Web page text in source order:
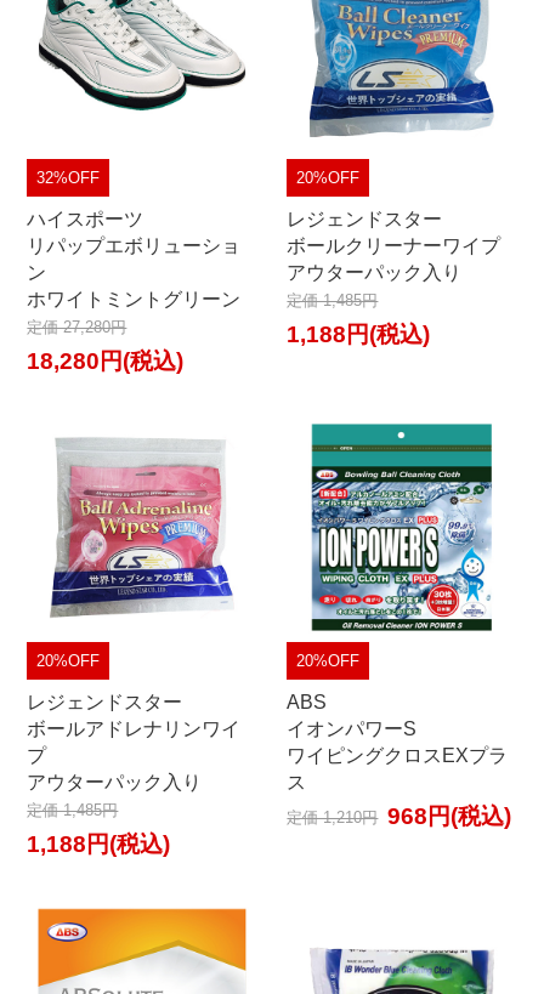
32%OFF
ハイスポーツ
リパップエボリューショ
ン
ホワイトミントグリーン
定価 27,280円
18,280円(税込)
20%OFF
レジェンドスター
ボールクリーナーワイプ
アウターパック入り
定価 1,485円
1,188円(税込)
20%OFF
レジェンドスター
ボールアドレナリンワイ
プ
アウターパック入り
定価 1,485円
1,188円(税込)
20%OFF
ABS
イオンパワーS
ワイピングクロスEXプラ
ス
定価 1,210円 968円(税込)